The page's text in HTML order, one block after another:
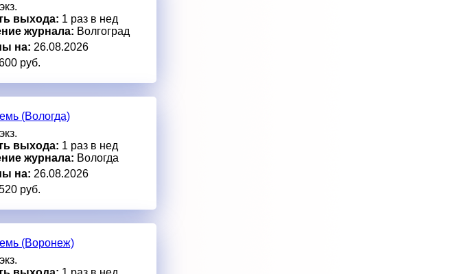
выхода: 1 раз в нед
журнала: Волгоград
на: 26.08.2026
руб.
(Вологда)
выхода: 1 раз в нед
журнала: Вологда
на: 26.08.2026
руб.
(Воронеж)